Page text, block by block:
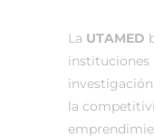
La UTAMED
instituciones
la